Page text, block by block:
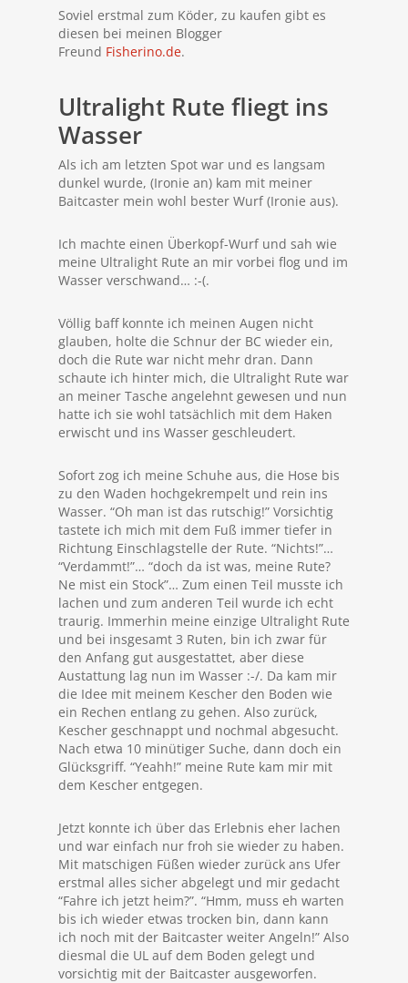
Soviel erstmal zum Köder, zu kaufen gibt es
diesen bei meinen Blogger
Freund Fisherino.de.
Ultralight Rute fliegt ins
Wasser
Als ich am letzten Spot war und es langsam
dunkel wurde, (Ironie an) kam mit meiner
Baitcaster mein wohl bester Wurf (Ironie aus).
Ich machte einen Überkopf-Wurf und sah wie
meine Ultralight Rute an mir vorbei flog und im
Wasser verschwand… :-(.
Völlig baff konnte ich meinen Augen nicht
glauben, holte die Schnur der BC wieder ein,
doch die Rute war nicht mehr dran. Dann
schaute ich hinter mich, die Ultralight Rute war
an meiner Tasche angelehnt gewesen und nun
hatte ich sie wohl tatsächlich mit dem Haken
erwischt und ins Wasser geschleudert.
Sofort zog ich meine Schuhe aus, die Hose bis
zu den Waden hochgekrempelt und rein ins
Wasser. “Oh man ist das rutschig!” Vorsichtig
tastete ich mich mit dem Fuß immer tiefer in
Richtung Einschlagstelle der Rute. “Nichts!”…
“Verdammt!”… “doch da ist was, meine Rute?
Ne mist ein Stock”… Zum einen Teil musste ich
lachen und zum anderen Teil wurde ich echt
traurig. Immerhin meine einzige Ultralight Rute
und bei insgesamt 3 Ruten, bin ich zwar für
den Anfang gut ausgestattet, aber diese
Austattung lag nun im Wasser :-/. Da kam mir
die Idee mit meinem Kescher den Boden wie
ein Rechen entlang zu gehen. Also zurück,
Kescher geschnappt und nochmal abgesucht.
Nach etwa 10 minütiger Suche, dann doch ein
Glücksgriff. “Yeahh!” meine Rute kam mir mit
dem Kescher entgegen.
Jetzt konnte ich über das Erlebnis eher lachen
und war einfach nur froh sie wieder zu haben.
Mit matschigen Füßen wieder zurück ans Ufer
erstmal alles sicher abgelegt und mir gedacht
“Fahre ich jetzt heim?”. “Hmm, muss eh warten
bis ich wieder etwas trocken bin, dann kann
ich noch mit der Baitcaster weiter Angeln!” Also
diesmal die UL auf dem Boden gelegt und
vorsichtig mit der Baitcaster ausgeworfen.